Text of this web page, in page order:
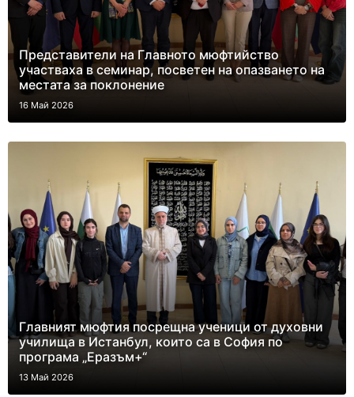
Представители на Главното мюфтийство
участваха в семинар, посветен на опазването на
местата за поклонение
16 Май 2026
Главният мюфтия посрещна ученици от духовни
училища в Истанбул, които са в София по
програма „Еразъм+“
13 Май 2026